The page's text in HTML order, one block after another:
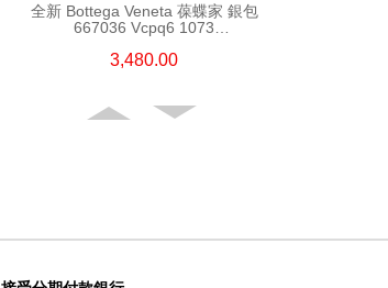
全新 Bottega Veneta 葆蝶家 銀包
667036 Vcpq6 1073
3,480.00